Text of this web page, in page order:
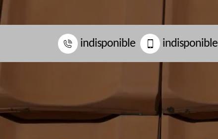
indisponible indisponible